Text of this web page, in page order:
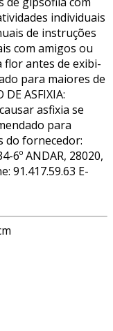
individuais
de instruções
com amigos ou
flor antes de exibi-
para maiores de
ASFIXIA:
asfixia se
para
do fornecedor:
6º ANDAR, 28020,
91.417.59.63 E-